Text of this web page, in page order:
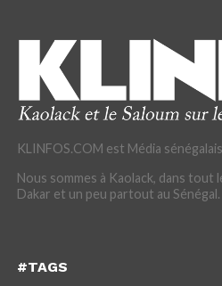
KLINFOS.COM est Média
Nous sommes à Kaolack, dans tout
Dakar et un peu partout au Sénégal.
#TAGS